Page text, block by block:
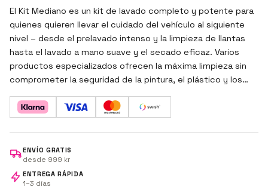
El Kit Mediano es un kit de lavado completo y potente para
quienes quieren llevar el cuidado del vehículo al siguiente
nivel – desde el prelavado intenso y la limpieza de llantas
hasta el lavado a mano suave y el secado eficaz. Varios
productos especializados ofrecen la máxima limpieza sin
comprometer la seguridad de la pintura, el plástico y los
ENVÍO GRATIS
desde 999 kr
ENTREGA RÁPIDA
1–3 días